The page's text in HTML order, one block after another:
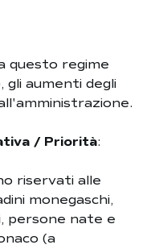
questo regime
gli aumenti degli
/ Priorità:
riservati alle
monegaschi,
persone nate e
(a